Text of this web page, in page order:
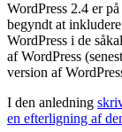
WordPress 2.4 er
begyndt at
WordPress i de
af WordPress
version af
I den anledning
en efterligning af